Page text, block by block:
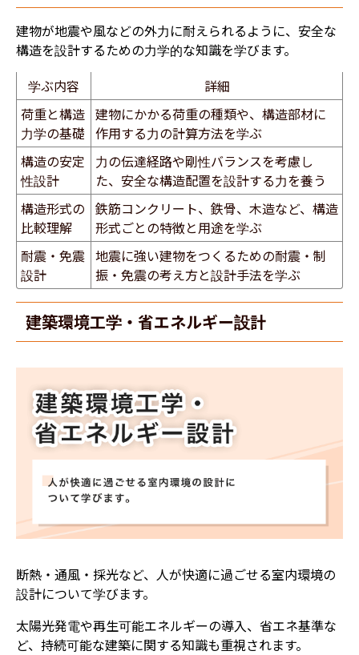
建物が地震や風などの外力に耐えられるように、安全な
構造を設計するための力学的な知識を学びます。
学ぶ内容
詳細
荷重と構造
力学の基礎
建物にかかる荷重の種類や、構造部材に
作用する力の計算方法を学ぶ
構造の安定
性設計
力の伝達経路や剛性バランスを考慮し
た、安全な構造配置を設計する力を養う
構造形式の
比較理解
鉄筋コンクリート、鉄骨、木造など、構造
形式ごとの特徴と用途を学ぶ
耐震・免震
設計
地震に強い建物をつくるための耐震・制
振・免震の考え方と設計手法を学ぶ
建築環境工学・省エネルギー設計
断熱・通風・採光など、人が快適に過ごせる室内環境の
設計について学びます。
太陽光発電や再生可能エネルギーの導入、省エネ基準な
ど、持続可能な建築に関する知識も重視されます。